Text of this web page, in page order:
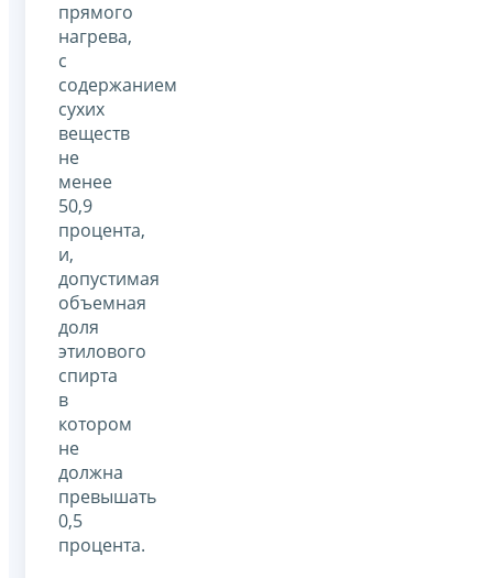
прямого
нагрева,
с
содержанием
сухих
веществ
не
менее
50,9
процента,
и,
допустимая
объемная
доля
этилового
спирта
в
котором
не
должна
превышать
0,5
процента.